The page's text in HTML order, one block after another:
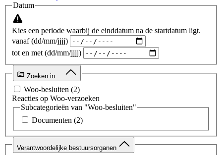
Datum
Kies een periode waarbij de einddatum na de startdatum ligt.
vanaf (dd/mm/jjjj)
tot en met (dd/mm/jjjj)
Zoeken in ...
Woo-besluiten (2)
Reacties op Woo-verzoeken
Subcategorieën van "Woo-besluiten"
Documenten (2)
Verantwoordelijke bestuursorganen